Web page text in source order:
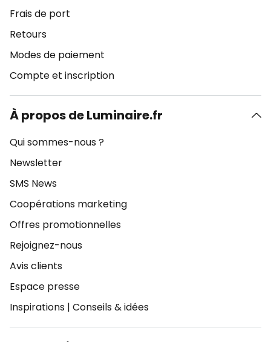
Frais de port
Retours
Modes de paiement
Compte et inscription
À propos de Luminaire.fr
Qui sommes-nous ?
Newsletter
SMS News
Coopérations marketing
Offres promotionnelles
Rejoignez-nous
Avis clients
Espace presse
Inspirations | Conseils & idées